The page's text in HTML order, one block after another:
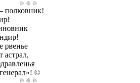
полковник!
рвенье
астрал,
©